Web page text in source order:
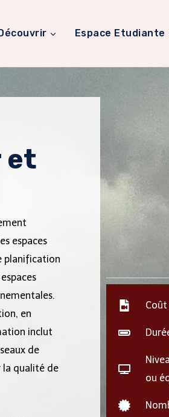
Espace Etudiante
et
espaces
planification
en
inclut
de
la qualité de
ou